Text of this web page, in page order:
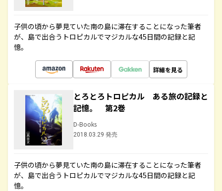
子供の頃から夢見ていた南の島に滞在することになった筆者
が、島で出合うトロピカルでマジカルな45日間の記録と記
憶。
詳細を見る
とろとろトロピカル ある旅の記録と
記憶。 第2巻
D-Books
2018.03.29 発売
子供の頃から夢見ていた南の島に滞在することになった筆者
が、島で出合うトロピカルでマジカルな45日間の記録と記
憶。